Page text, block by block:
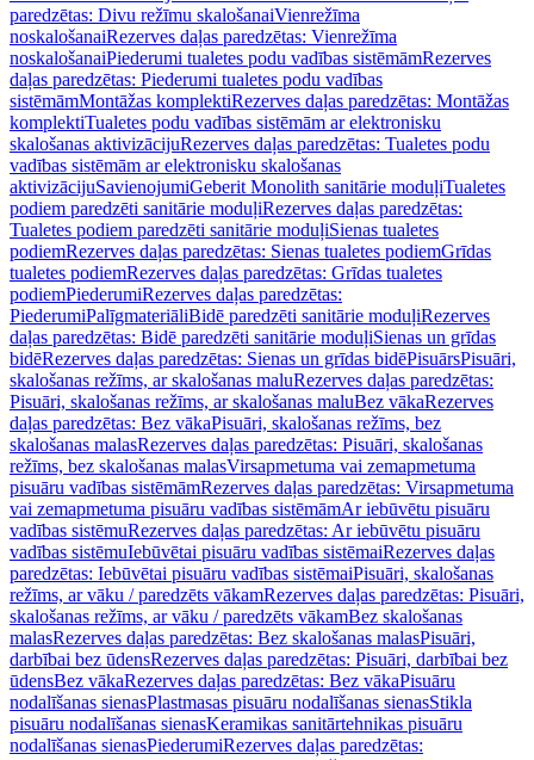
paredzētas: Divu režīmu skalošanaiVienrežīma
noskalošanaiRezerves daļas paredzētas: Vienrežīma
noskalošanaiPiederumi tualetes podu vadības sistēmāmRezerves
daļas paredzētas: Piederumi tualetes podu vadības
sistēmāmMontāžas komplektiRezerves daļas paredzētas: Montāžas
komplektiTualetes podu vadības sistēmām ar elektronisku
skalošanas aktivizācijuRezerves daļas paredzētas: Tualetes podu
vadības sistēmām ar elektronisku skalošanas
aktivizācijuSavienojumiGeberit Monolith sanitārie moduļiTualetes
podiem paredzēti sanitārie moduļiRezerves daļas paredzētas:
Tualetes podiem paredzēti sanitārie moduļiSienas tualetes
podiemRezerves daļas paredzētas: Sienas tualetes podiemGrīdas
tualetes podiemRezerves daļas paredzētas: Grīdas tualetes
podiemPiederumiRezerves daļas paredzētas:
PiederumiPalīgmateriāliBidē paredzēti sanitārie moduļiRezerves
daļas paredzētas: Bidē paredzēti sanitārie moduļiSienas un grīdas
bidēRezerves daļas paredzētas: Sienas un grīdas bidēPisuārsPisuāri,
skalošanas režīms, ar skalošanas maluRezerves daļas paredzētas:
Pisuāri, skalošanas režīms, ar skalošanas maluBez vākaRezerves
daļas paredzētas: Bez vākaPisuāri, skalošanas režīms, bez
skalošanas malasRezerves daļas paredzētas: Pisuāri, skalošanas
režīms, bez skalošanas malasVirsapmetuma vai zemapmetuma
pisuāru vadības sistēmāmRezerves daļas paredzētas: Virsapmetuma
vai zemapmetuma pisuāru vadības sistēmāmAr iebūvētu pisuāru
vadības sistēmuRezerves daļas paredzētas: Ar iebūvētu pisuāru
vadības sistēmuIebūvētai pisuāru vadības sistēmaiRezerves daļas
paredzētas: Iebūvētai pisuāru vadības sistēmaiPisuāri, skalošanas
režīms, ar vāku / paredzēts vākamRezerves daļas paredzētas: Pisuāri,
skalošanas režīms, ar vāku / paredzēts vākamBez skalošanas
malasRezerves daļas paredzētas: Bez skalošanas malasPisuāri,
darbībai bez ūdensRezerves daļas paredzētas: Pisuāri, darbībai bez
ūdensBez vākaRezerves daļas paredzētas: Bez vākaPisuāru
nodalīšanas sienasPlastmasas pisuāru nodalīšanas sienasStikla
pisuāru nodalīšanas sienasKeramikas sanitārtehnikas pisuāru
nodalīšanas sienasPiederumiRezerves daļas paredzētas: